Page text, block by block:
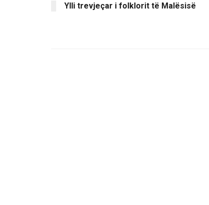
Ylli trevjeçar i folklorit të Malësisë